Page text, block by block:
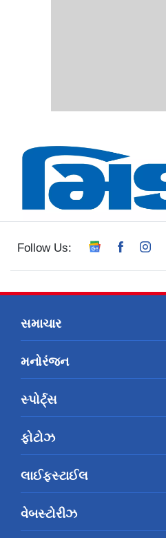
Follow Us:
સમાચાર
મનોરંજન
સ્પોર્ટ્સ
ફોટોઝ
લાઈફસ્ટાઈલ
વેબસ્ટોરીઝ